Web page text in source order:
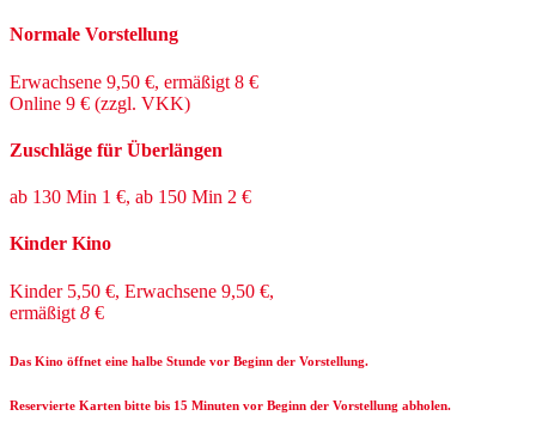
Normale Vorstellung
Erwachsene 9,50 €, ermäßigt 8 €
Online 9 € (zzgl. VKK)
Zuschläge für Überlängen
ab 130 Min 1 €, ab 150 Min 2 €
Kinder Kino
Kinder 5,50 €, Erwachsene 9,50 €,
ermäßigt 8 €
Das Kino öffnet eine halbe Stunde vor Beginn der Vorstellung.
Reservierte Karten bitte bis 15 Minuten vor Beginn der Vorstellung abholen.